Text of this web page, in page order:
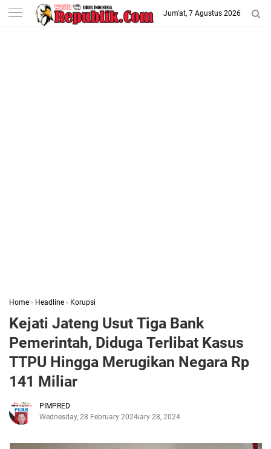
-->
Jum'at, 7 Agustus 2026
Home › Headline › Korupsi
Kejati Jateng Usut Tiga Bank
Pemerintah, Diduga Terlibat Kasus
TTPU Hingga Merugikan Negara Rp
141 Miliar
PIMPRED
Wednesday, 28 February 2024February 28, 2024